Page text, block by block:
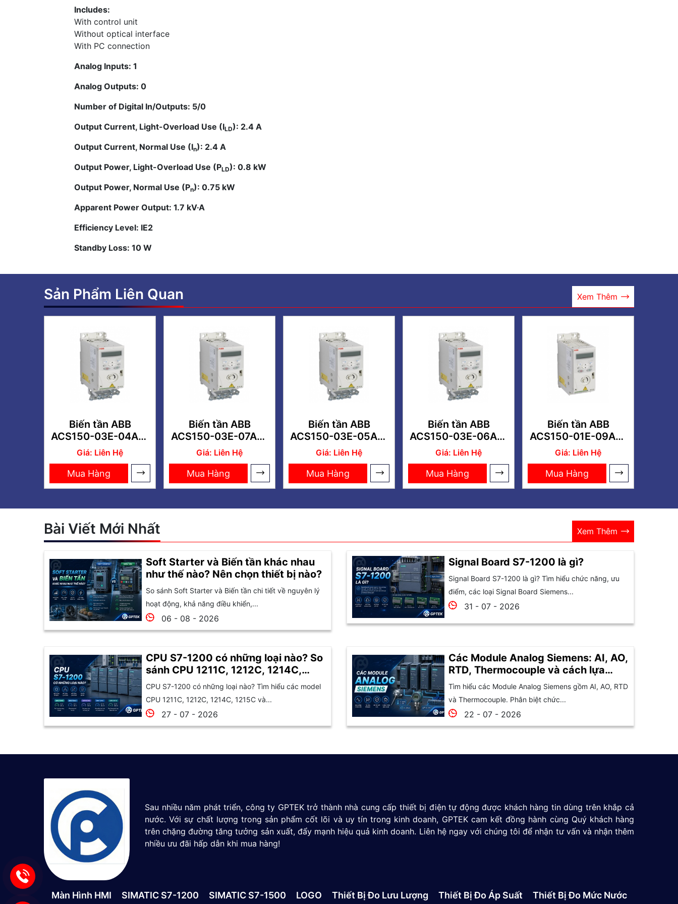
Includes:
With control unit
Without optical interface
With PC connection
Analog Inputs: 1
Analog Outputs: 0
Number of Digital In/Outputs: 5/0
Output Current, Light-Overload Use (ILD): 2.4 A
Output Current, Normal Use (In): 2.4 A
Output Power, Light-Overload Use (PLD): 0.8 kW
Output Power, Normal Use (Pn): 0.75 kW
Apparent Power Output: 1.7 kV·A
Efficiency Level: IE2
Standby Loss: 10 W
Sản Phẩm Liên Quan Xem Thêm
Biến tần ABB
ACS150-03E-04A7-
2 0.75kW 1HP 3 Pha
Giá: Liên Hệ
Mua Hàng
Biến tần ABB
ACS150-03E-07A5-
2 1.5kW 2HP 3 Pha
Giá: Liên Hệ
Mua Hàng
Biến tần ABB
ACS150-03E-05A6-
4 2.2kW 3HP 3 Pha
Giá: Liên Hệ
Mua Hàng
Biến tần ABB
ACS150-03E-06A7-
2 1.1kW 1.5HP 3 Pha
Giá: Liên Hệ
Mua Hàng
Biến tần ABB
ACS150-01E-09A8-
2, 2.2KW, 1P
Giá: Liên Hệ
Mua Hàng
Bài Viết Mới Nhất Xem Thêm
Soft Starter và Biến tần khác nhau
như thế nào? Nên chọn thiết bị nào?
So sánh Soft Starter và Biến tần chi tiết về nguyên lý
hoạt động, khả năng điều khiển,...
06 - 08 - 2026
Signal Board S7-1200 là gì?
Signal Board S7-1200 là gì? Tìm hiểu chức năng, ưu
điểm, các loại Signal Board Siemens...
31 - 07 - 2026
CPU S7-1200 có những loại nào? So
sánh CPU 1211C, 1212C, 1214C,
1215C và 1217C
CPU S7-1200 có những loại nào? Tìm hiểu các model
CPU 1211C, 1212C, 1214C, 1215C và...
27 - 07 - 2026
Các Module Analog Siemens: AI, AO,
RTD, Thermocouple và cách lựa
chọn
Tìm hiểu các Module Analog Siemens gồm AI, AO, RTD
và Thermocouple. Phân biệt chức...
22 - 07 - 2026
Sau nhiều năm phát triển, công ty GPTEK trở thành nhà cung cấp thiết bị điện tự động được khách hàng tin dùng trên khắp cả
nước. Với sự chất lượng trong sản phẩm cốt lõi và uy tín trong kinh doanh, GPTEK cam kết đồng hành cùng Quý khách hàng
trên chặng đường tăng tưởng sản xuất, đẩy mạnh hiệu quả kinh doanh. Liên hệ ngay với chúng tôi để nhận tư vấn và nhận thêm
nhiều ưu đãi hấp dẫn khi mua hàng!
Màn Hình HMI SIMATIC S7-1200 SIMATIC S7-1500 LOGO Thiết Bị Đo Lưu Lượng Thiết Bị Đo Áp Suất Thiết Bị Đo Mức Nước